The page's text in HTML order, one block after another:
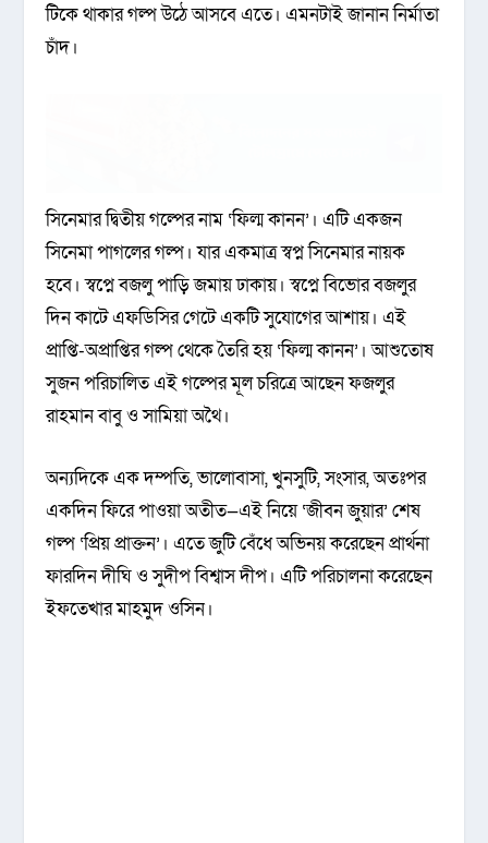
টিকে থাকার গল্প উঠে আসবে এতে। এমনটাই জানান নির্মাতা
চাঁদ।
সিনেমার দ্বিতীয় গল্পের নাম ‘ফিল্ম কানন’। এটি একজন
সিনেমা পাগলের গল্প। যার একমাত্র স্বপ্ন সিনেমার নায়ক
হবে। স্বপ্নে বজলু পাড়ি জমায় ঢাকায়। স্বপ্নে বিভোর বজলুর
দিন কাটে এফডিসির গেটে একটি সুযোগের আশায়। এই
প্রাপ্তি-অপ্রাপ্তির গল্প থেকে তৈরি হয় ‘ফিল্ম কানন’। আশুতোষ
সুজন পরিচালিত এই গল্পের মূল চরিত্রে আছেন ফজলুর
রাহমান বাবু ও সামিয়া অথৈ।
অন্যদিকে এক দম্পতি, ভালোবাসা, খুনসুটি, সংসার, অতঃপর
একদিন ফিরে পাওয়া অতীত—এই নিয়ে ‘জীবন জুয়ার’ শেষ
গল্প ‘প্রিয় প্রাক্তন’। এতে জুটি বেঁধে অভিনয় করেছেন প্রার্থনা
ফারদিন দীঘি ও সুদীপ বিশ্বাস দীপ। এটি পরিচালনা করেছেন
ইফতেখার মাহমুদ ওসিন।